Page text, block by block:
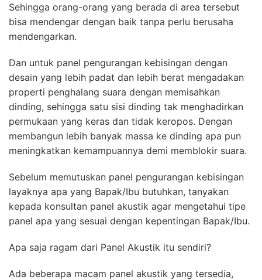
Sehingga orang-orang yang berada di area tersebut
bisa mendengar dengan baik tanpa perlu berusaha
mendengarkan.
Dan untuk panel pengurangan kebisingan dengan
desain yang lebih padat dan lebih berat mengadakan
properti penghalang suara dengan memisahkan
dinding, sehingga satu sisi dinding tak menghadirkan
permukaan yang keras dan tidak keropos. Dengan
membangun lebih banyak massa ke dinding apa pun
meningkatkan kemampuannya demi memblokir suara.
Sebelum memutuskan panel pengurangan kebisingan
layaknya apa yang Bapak/Ibu butuhkan, tanyakan
kepada konsultan panel akustik agar mengetahui tipe
panel apa yang sesuai dengan kepentingan Bapak/Ibu.
Apa saja ragam dari Panel Akustik itu sendiri?
Ada beberapa macam panel akustik yang tersedia,